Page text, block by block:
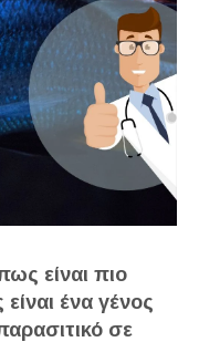
είναι πιο
ένα γένος
σε